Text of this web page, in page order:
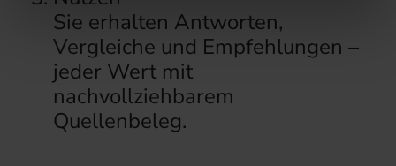
haben oder die sie im Rahmen Ihrer Nutzung der Dienste
gesammelt haben.
Sie erhalten Antworten,
Vergleiche und Empfehlungen –
jeder Wert mit
nachvollziehbarem
Quellenbeleg.